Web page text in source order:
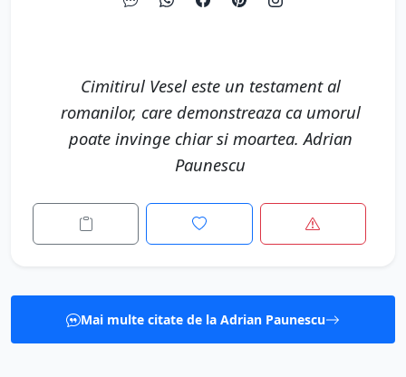
Cimitirul Vesel este un testament al
romanilor, care demonstreaza ca umorul
poate invinge chiar si moartea. Adrian
Paunescu
Mai multe citate de la Adrian Paunescu